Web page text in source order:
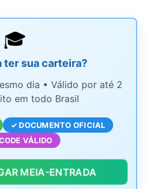
🎓
ter sua carteira?
dia • Válido por até 2
em todo Brasil
✓ DOCUMENTO OFICIAL
VÁLIDO
MEIA-ENTRADA